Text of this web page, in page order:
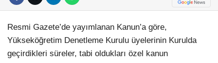
Resmi Gazete’de yayımlanan Kanun’a göre,
Yükseköğretim Denetleme Kurulu üyelerinin Kurulda
geçirdikleri süreler, tabi oldukları özel kanun